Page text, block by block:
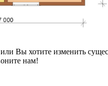
или Вы хотите изменить
нам!